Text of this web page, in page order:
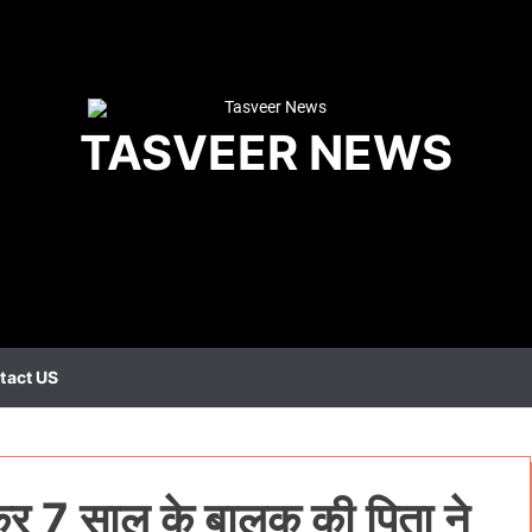
TASVEER NEWS
US
7 साल के बालक की पिता ने